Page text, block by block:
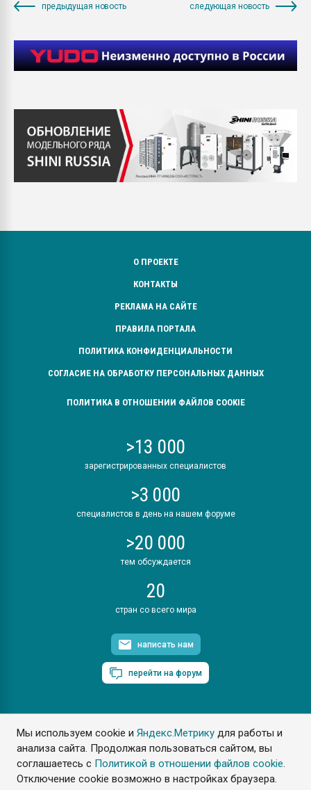
Мы используем cookie иЯндекс.Метрику для работы и
анализа сайта. Продолжая пользоваться сайтом, вы
соглашаетесь с Политикой в отношении файлов cookie.
Отключение cookie возможно в настройках браузера.
предыдущая новость следующая новость
О ПРОЕКТЕ
КОНТАКТЫ
РЕКЛАМА НА САЙТЕ
ПРАВИЛА ПОРТАЛА
ПОЛИТИКА КОНФИДЕНЦИАЛЬНОСТИ
СОГЛАСИЕ НА ОБРАБОТКУ ПЕРСОНАЛЬНЫХ ДАННЫХ
ПОЛИТИКА В ОТНОШЕНИИ ФАЙЛОВ COOKIE
>13 000
зарегистрированных специалистов
>3 000
специалистов в день на нашем форуме
>20 000
тем обсуждается
20
стран со всего мира
написать нам
перейти на форум
ПластЭксперт © 2006. Все права защищены
Разрешается копирование материалов сайта с обязательной
ссылкой на www.e-plastic.ru
Разработка сайта